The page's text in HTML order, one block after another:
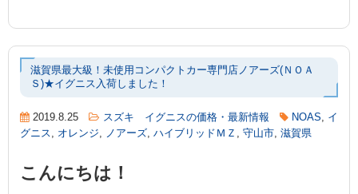
滋賀県最大級！未使用コンパクトカー専門店ノアーズ(ＮＯＡ
Ｓ)★イグニス入荷しました！
2019.8.25 スズキ イグニスの価格・最新情報 NOAS
イ
グニス
オレンジ ノアーズ ハイブリッドＭＺ 守山市 滋賀県
こんにちは！